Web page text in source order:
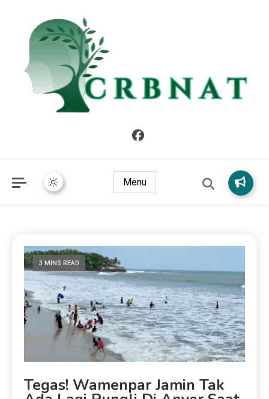
Menu
3 MINS READ
Tegas! Wamenpar Jamin Tak